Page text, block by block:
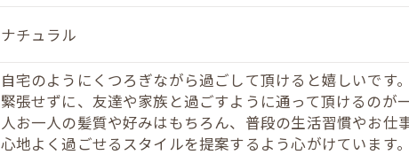
ナチュラル
自宅のようにくつろぎながら過ごして頂けると嬉しいです。
緊張せずに、友達や家族と過ごすように通って頂けるのが
人お一人の髪質や好みはもちろん、普段の生活習慣やお仕
心地よく過ごせるスタイルを提案するよう心がけています。